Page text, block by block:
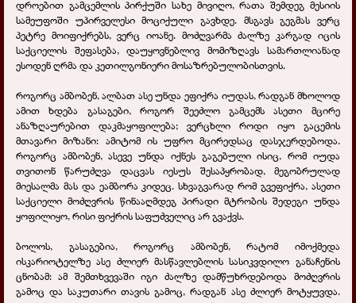
დროებით გამცემლის პირქუში სახე მივიღო, რათა შემდეგ მესიის
სამეუფოში უპირველესი მოციქული გავხდე. მსგავს გეგმას ვერც
პეტრე მოიფიქრებს, ვერც იოანე. მოძღვარმა ძალზე კარგად იცის
საქციელის შეფასება, დაუყოვნებლივ მომიზღავს სამართლიანად
ესოდენ ღრმა და კეთილგონიერი მოსაზრებულობისთვის.
როგორც ამბობენ, ალბათ ასე უნდა ეფიქრა იუდას, რადგან მხოლოდ
ამით ხდება გასაგები, როგორ შეეძლო გამცემს ასეთი მცირე
ანაზღაურებით დაკმაყოფილება; ვერცხლი როდი იყო გაცემის
მთავარი მიზანი: ამიტომ ის უფრო მცირედსაც დასჯერდებოდა.
როგორც ამბობენ, ასევე უნდა იქნეს გაგებული ისიც, რომ იუდა
თვითონ წარუძღვა დაცვას იესუს შესაპყრობად, მეგობრულად
მიესალმა მას და ეამბორა კიდეც. სხვაგვარად რომ გვეფიქრა, ასეთი
საქციელი მოძღვრის წინააღმდეგ პირადი მტრობის შედეგი უნდა
ყოფილიყო, რისი ფიქრის საფუძველიც არ გვაქვს.
ბოლოს, გასაგებია, როგორც ამბობენ, რატომ იმოქმედა
ისკარიოტელზე ასე ძლიერ მასწავლებლის სასიკვდილო განაჩენის
ცნობამ: ამ შემთხვევაში იგი ძალზე დამწუხრდებოდა მოძღვრის
გამოც და საკუთარი თავის გამოც, რადგან ასე ძლიერ მოტყუვდა.